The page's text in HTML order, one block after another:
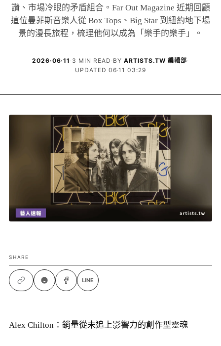
讚、市場冷眼的矛盾組合。Far Out Magazine 近期回顧
這位曼菲斯音樂人從 Box Tops、Big Star 到紐約地下場
景的漫長旅程，梳理他何以成為「樂手的樂手」。
2026·06·11 · 3 MIN READ · BY ARTISTS.TW 編輯部·
UPDATED 06·11 03:29
SHARE
LINE
Alex Chilton：銷量從未追上影響力的創作型靈魂